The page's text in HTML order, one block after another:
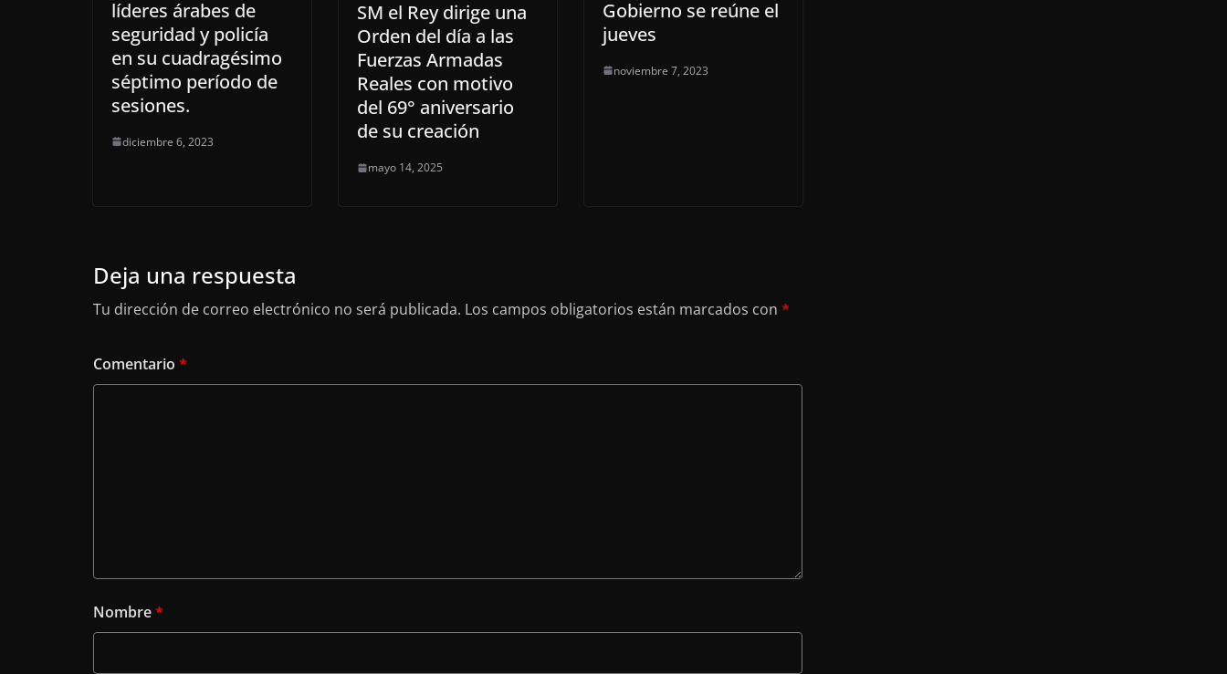
líderes árabes de
seguridad y policía
en su cuadragésimo
séptimo período de
sesiones.
diciembre 6, 2023
SM el Rey dirige una
Orden del día a las
Fuerzas Armadas
Reales con motivo
del 69° aniversario
de su creación
mayo 14, 2025
Gobierno se reúne el
jueves
noviembre 7, 2023
Deja una respuesta
Tu dirección de correo electrónico no será publicada. Los campos obligatorios están marcados con *
Comentario *
Nombre*